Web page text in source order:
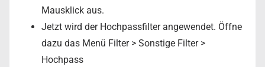
Mausklick aus.
Jetzt wird der Hochpassfilter angewendet. Öffne
dazu das Menü Filter > Sonstige Filter >
Hochpass